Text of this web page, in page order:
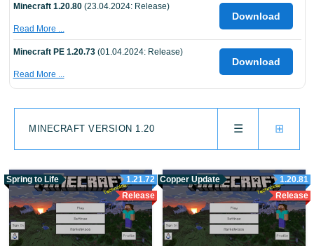
Minecraft 1.20.80(23.04.2024: Release)
Read More ...
Download
Minecraft PE 1.20.73(01.04.2024: Release)
Read More ...
Download
⊞
☰
MINECRAFT VERSION 1.20
Spring to Life
1.21.72
Release
Copper Update
1.20.81
Release